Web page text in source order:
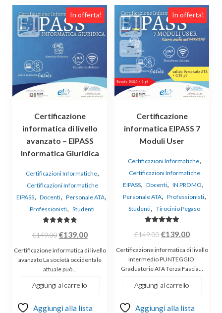
In offerta!
Certificazione
informatica di livello
avanzato – EIPASS
Informatica Giuridica
Certificazioni Informatiche,
Certificazioni Informatiche
EIPASS, Docenti, Personale ATA,
Professionisti, Studenti
5.00
€149.00 Il
prezzo
originale
era:
€149.00.
€139.00Il
prezzo
attuale
Certificazione informatica di livello
avanzato La società occidentale
attuale può…
Aggiungi al carrello
Aggiungi alla lista
In offerta!
Certificazione
informatica EIPASS 7
Moduli User
Certificazioni Informatiche,
Certificazioni Informatiche
EIPASS, Docenti, IN PROMO,
Personale ATA, Professionisti,
Studenti, Tirocinio Pegaso
5.00
€149.00Il
prezzo
originale
era:
€149.00.
€139.00Il
prezzo
attuale
è:
Certificazione informatica di livello
intermedio PUNTEGGIO:
Graduatorie ATA Terza Fascia…
Aggiungi al carrello
Aggiungi alla lista